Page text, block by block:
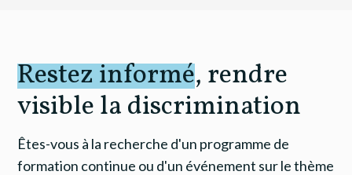
Restez informé, rendre
visible la discrimination
Êtes-vous à la recherche d'un programme de
formation continue ou d'un événement sur le thème